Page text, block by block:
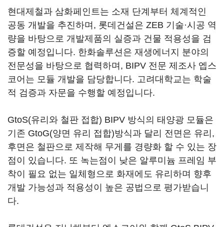
현대제철과 삼화페인트는 소재 단계부터 체계적인
공동 개발을 추진하며, 롯데건설은 ZEB 기술·시공 역
량을 바탕으로 개발제품의 실증과 건물 적용성을 검
증할 예정입니다. 한화솔루션은 재생에너지 분야의
전문성을 바탕으로 협력하며, BIPV 전문 제조사 엡스
코어는 모듈 개발을 담당합니다. 고려대학교는 학술
적 검증과 자문을 수행할 예정입니다.
GtoS(유리와 철판 접합) BIPV 방식의 태양광 모듈은
기존 GtoG(양면 유리 접합)방식과 달리 전면은 유리,
후면은 철판으로 제작해 무게를 경량화 할 수 있는 장
점이 있습니다. 또 녹는점이 낮은 알루미늄 프레임 부
착이 필요 없는 일체형으로 화재에도 유리하며 향후
개발 가능성과 적용성이 높은 공법으로 평가받습니
다.